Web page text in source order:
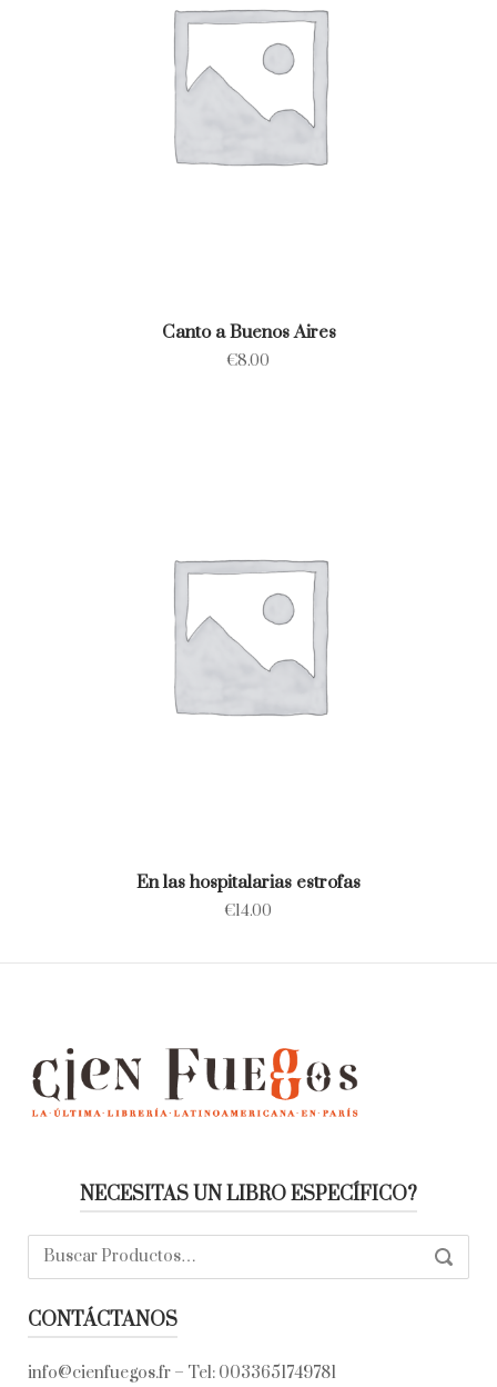
Canto a Buenos Aires
€8.00
En las hospitalarias estrofas
€14.00
NECESITAS UN LIBRO ESPECÍFICO?
Buscar:
CONTÁCTANOS
info@cienfuegos.fr – Tel: 0033651749781